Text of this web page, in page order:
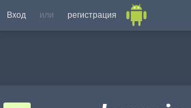
Вход или регистрация